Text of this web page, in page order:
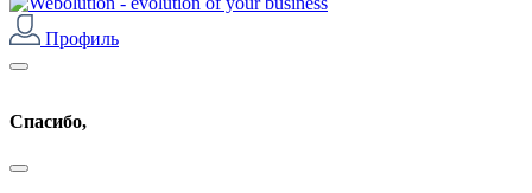
Профиль
Cпасибо,